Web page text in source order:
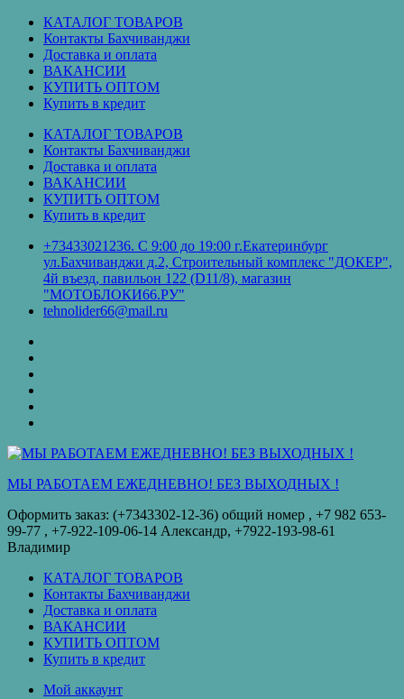
Перейти
содержимому
КАТАЛОГ ТОВАРОВ
Контакты Бахчиванджи
Доставка и оплата
ВАКАНСИИ
КУПИТЬ ОПТОМ
Купить в кредит
КАТАЛОГ ТОВАРОВ
Контакты Бахчиванджи
Доставка и оплата
ВАКАНСИИ
КУПИТЬ ОПТОМ
Купить в кредит
+73433021236. С 9:00 до 19:00 г.Екатеринбург
ул.Бахчиванджи д.2, Строительный комплекс "ДОКЕР",
4й въезд, павильон 122 (D11/8), магазин
"МОТОБЛОКИ66.РУ"
tehnolider66@mail.ru
кредит
МЫ РАБОТАЕМ ЕЖЕДНЕВНО! БЕЗ ВЫХОДНЫХ !
Оформить заказ: (+7343302-12-36) общий номер , ‪+7 982 653-
99-77‬ , +7-922-109-06-14 Александр, +7922-193-98-61
Владимир
КАТАЛОГ ТОВАРОВ
Контакты Бахчиванджи
Доставка и оплата
ВАКАНСИИ
КУПИТЬ ОПТОМ
Купить в кредит
Мой аккаунт